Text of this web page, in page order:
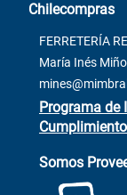
Términos y
Contacto
Venta Terreno
Trabaja con
2137 San
Chilecompras
FERRETERÍA
María Inés Miño
Programa de
Somos